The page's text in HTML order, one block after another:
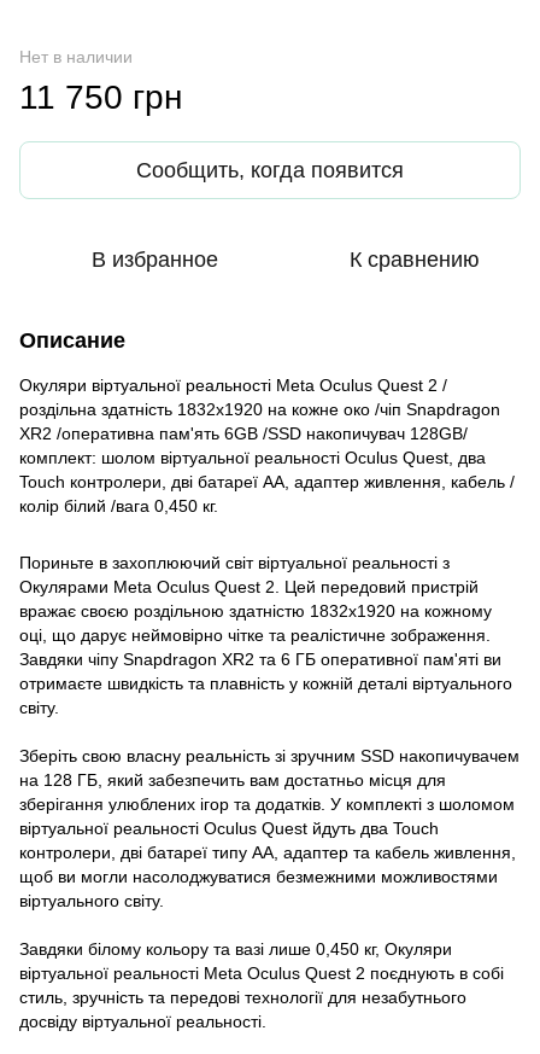
Нет в наличии
11 750 грн
Сообщить, когда появится
В избранное К сравнению
Описание
Окуляри віртуальної реальності Meta Oculus Quest 2 /
роздільна здатність 1832x1920 на кожне око /чіп Snapdragon
XR2 /оперативна пам'ять 6GB /SSD накопичувач 128GB/
комплект: шолом віртуальної реальності Oculus Quest, два
Touch контролери, дві батареї АА, адаптер живлення, кабель /
колір білий /вага 0,450 кг.
Пориньте в захоплюючий світ віртуальної реальності з
Окулярами Meta Oculus Quest 2. Цей передовий пристрій
вражає своєю роздільною здатністю 1832x1920 на кожному
оці, що дарує неймовірно чітке та реалістичне зображення.
Завдяки чіпу Snapdragon XR2 та 6 ГБ оперативної пам'яті ви
отримаєте швидкість та плавність у кожній деталі віртуального
світу.
Зберіть свою власну реальність зі зручним SSD накопичувачем
на 128 ГБ, який забезпечить вам достатньо місця для
зберігання улюблених ігор та додатків. У комплекті з шоломом
віртуальної реальності Oculus Quest йдуть два Touch
контролери, дві батареї типу АА, адаптер та кабель живлення,
щоб ви могли насолоджуватися безмежними можливостями
віртуального світу.
Завдяки білому кольору та вазі лише 0,450 кг, Окуляри
віртуальної реальності Meta Oculus Quest 2 поєднують в собі
стиль, зручність та передові технології для незабутнього
досвіду віртуальної реальності.